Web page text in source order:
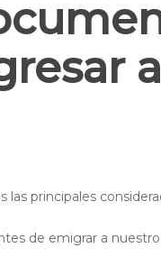
principales
de emigrar a